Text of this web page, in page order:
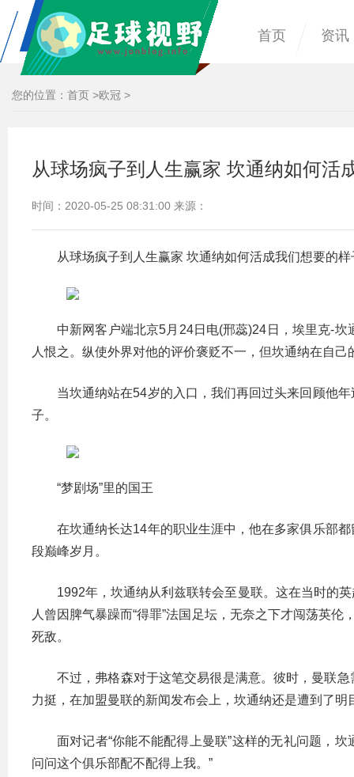
首页 资讯
您的位置： 首页 >欧冠 >
从球场疯子到人生赢家 坎通纳如何活
时间：2020-05-25 08:31:00 来源：
从球场疯子到人生赢家 坎通纳如何活成我们想要的
中新网客户端北京5月24日电(邢蕊)24日，埃里克-
人恨之。纵使外界对他的评价褒贬不一，但坎通纳在自
当坎通纳站在54岁的入口，我们再回过头来回顾他
子。
“梦剧场”里的国王
在坎通纳长达14年的职业生涯中，他在多家俱乐部
段巅峰岁月。
1992年，坎通纳从利兹联转会至曼联。这在当时的
人曾因脾气暴躁而“得罪”法国足坛，无奈之下才闯荡英
死敌。
不过，弗格森对于这笔交易很是满意。彼时，曼联
力挺，在加盟曼联的新闻发布会上，坎通纳还是遭到了明
面对记者“你能不能配得上曼联”这样的无礼问题，
问问这个俱乐部配不配得上我。”